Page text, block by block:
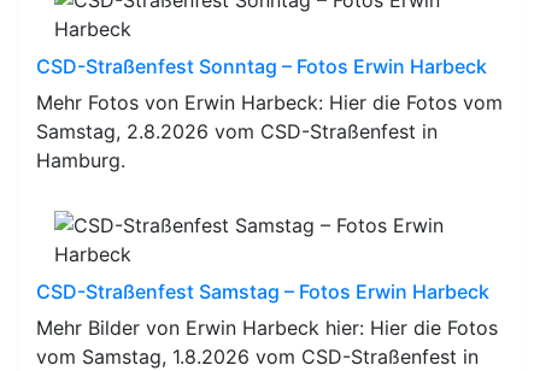
CSD-Straßenfest Sonntag – Fotos Erwin Harbeck
Mehr Fotos von Erwin Harbeck: Hier die Fotos vom
Samstag, 2.8.2026 vom CSD-Straßenfest in
Hamburg.
CSD-Straßenfest Samstag – Fotos Erwin Harbeck
Mehr Bilder von Erwin Harbeck hier: Hier die Fotos
vom Samstag, 1.8.2026 vom CSD-Straßenfest in